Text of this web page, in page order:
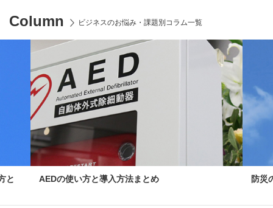
Column ビジネスのお悩み・課題別コラム一覧
と AEDの使い方と導入方法まとめ 防災